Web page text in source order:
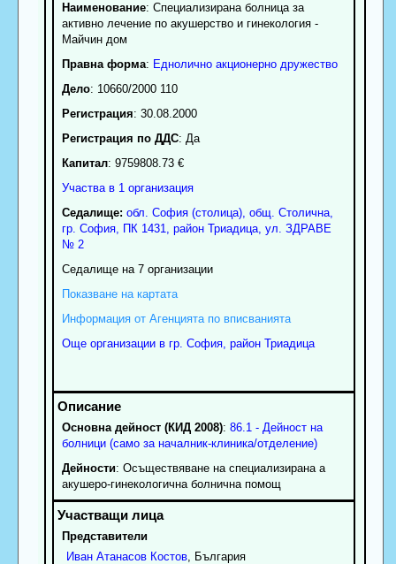
Наименование: Специализирана болница за
активно лечение по акушерство и гинекология -
Майчин дом
Правна форма: Еднолично акционерно дружество
Дело: 10660/2000 110
Регистрация: 30.08.2000
Регистрация по ДДС: Да
Капитал: 9759808.73 €
Участва в 1 организация
Седалище: обл. София (столица), общ. Столична,
гр. София, ПК 1431 район Триадица, ул. ЗДРАВЕ
№ 2
Седалище на 7 организации
Показване на картата
Информация от Агенцията по вписванията
Още организации в гр. София, район Триадица
Основна дейност (КИД 2008): 86.1 - Дейност на
болници (само за началник-клиника/отделение)
Дейности: Осъществяване на специализирана а
акушеро-гинекологична болнична помощ
Представители
Иван Атанасов Костов, България